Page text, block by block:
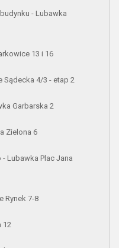
- Lubawka
13 i 16
Sądecka 4/3 - etap 2
Garbarska 2
Zielona 6
Lubawka Plac Jana
Rynek 7-8
12